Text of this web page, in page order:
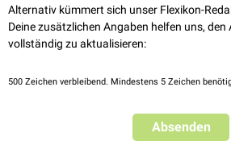
...nach struktureller Verwandtschaft
Seven-β-Strand (Klasse-I-
SPOUT-Methyltransferasen
Transmembran-Methyltransferasen
Precorrin-like-Methyltransferasen
Alternativ kümmert sich unser Flexikon-
Deine zusätzlichen Angaben helfen uns, den
vollständig zu aktualisieren:
500 Zeichen verbleibend. Mindestens 5 Zeichen
Absenden